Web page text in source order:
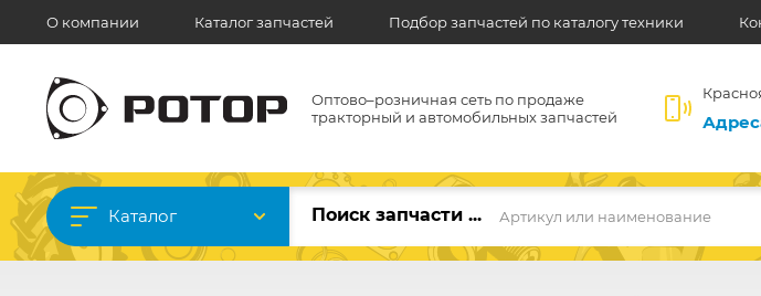
О компании Каталог запчастей Подбор запчастей по каталогу техники
Оптово–розничная сеть по продаже
тракторный и автомобильных запчастей
Каталог Артикул или наименование